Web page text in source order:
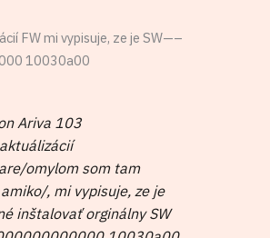
FW mi vypisuje, ze je SW—–
10030a00
Ariva 103
omylom som tam
, mi vypisuje, ze je
inštalovať orginálny SW